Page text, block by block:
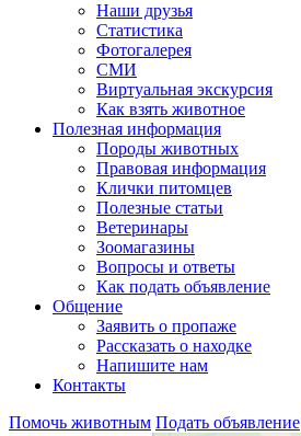
Наши друзья
Статистика
Фотогалерея
СМИ
Виртуальная экскурсия
Как взять животное
Полезная информация
Породы животных
Правовая информация
Клички питомцев
Полезные статьи
Ветеринары
Зоомагазины
Вопросы и ответы
Как подать объявление
Общение
Заявить о пропаже
Рассказать о находке
Напишите нам
Контакты
Помочь животным Подать объявление